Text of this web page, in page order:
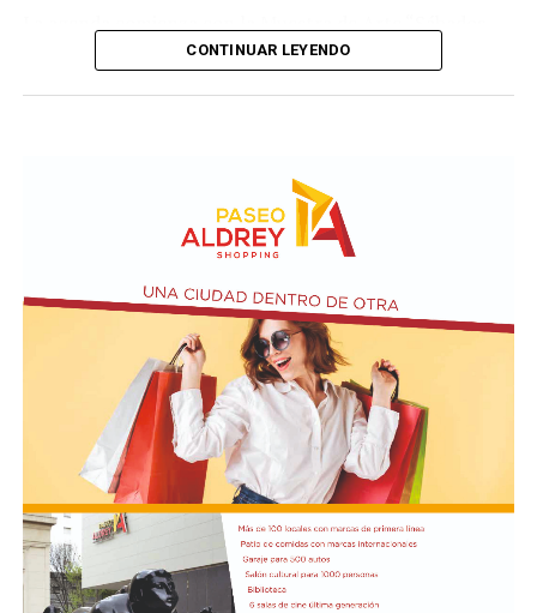
Culturales”, a cargo del grupo Cul Mardel, que se podrá
10 a 12 en la Biblioteca de Autores Marplatenses,
ubicada en el primer piso del edificio.
En relación al Ciclo Mes de la Niñez, este viernes 7 de
agosto a las 17:30 se presentarán “Los cuentos de
Charo” y la narración de poesías populares infantiles a
cargo de María del Rosario Gerez Martínez.
En tanto, el viernes 21 a las 17:30 se desarrollará “El
Cerebro Mágico: construyendo preguntas, respuestas y
circuitos”, a cargo de María Paula Algote. Se trata de un
taller práctico de arte, ciencia y tecnología en el que al
finalizar cada participante se lleva su propia creación
CONTINUAR LEYENDO